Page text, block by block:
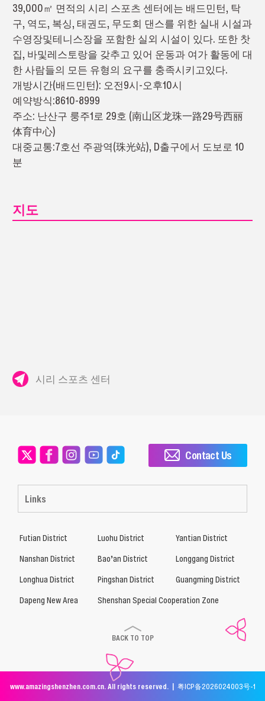
39,000㎡ 면적의 시리 스포츠 센터에는 배드민턴, 탁
구, 역도, 복싱, 태권도, 무도회 댄스를 위한 실내 시설과
수영장및테니스장을 포함한 실외 시설이 있다. 또한 찻
집, 바및레스토랑을 갖추고 있어 운동과 여가 활동에 대
한 사람들의 모든 유형의 요구를 충족시키고있다.
개방시간(배드민턴): 오전9시-오후10시
예약방식:8610-8999
주소: 난산구 룽주1로 29호 (南山区龙珠一路29号西丽
体育中心)
대중교통:7호선 주광역(珠光站), D출구에서 도보로 10
분
지도
시리 스포츠 센터
Links
Contact Us
Futian District Luohu District
Yantian District
Nanshan District
Bao’an District
Longgang District
Longhua District
Pingshan District
Guangming District
Dapeng New Area
Shenshan Special Cooperation Zone
BACK TO TOP
www.amazingshenzhen.com.cn. All rights reserved. | 粤ICP备2026024003号-1